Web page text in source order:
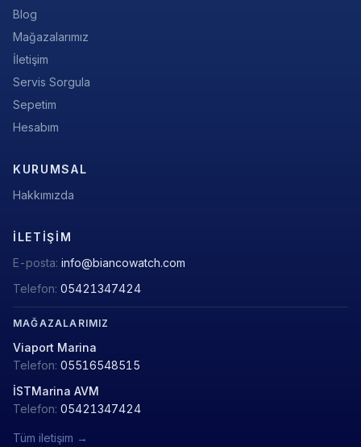
Blog
Mağazalarımız
İletişim
Servis Sorgula
Sepetim
Hesabım
KURUMSAL
Hakkımızda
İLETIŞIM
E-posta: info@biancowatch.com
Telefon: 05421347424
MAĞAZALARIMIZ
Viaport Marina
Telefon: 05516548515
İSTMarina AVM
Telefon: 05421347424
Tüm iletişim →